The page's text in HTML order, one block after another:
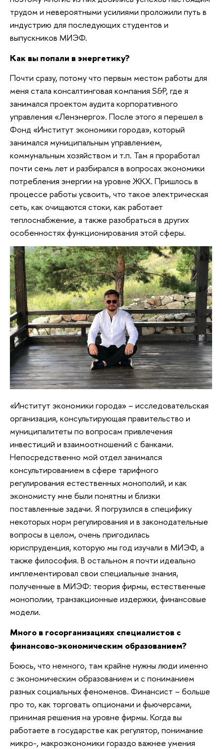
трудом и невероятными усилиями проложили путь в
индустрию для последующих студентов и
выпускников МИЭФ.
Как вы попали в энергетику?
Почти сразу, потому что первым местом работы для
меня стала консалтинговая компания S&P, где я
занимался проектом аудита корпоративного
управления «Ленэнерго». После этого я перешел в
Фонд «Институт экономики города», который
занимался муниципальным управлением,
коммунальным хозяйством и т.п. Там я проработал
почти семь лет и разбирался в вопросах экономики
потребления энергии на уровне ЖКХ. Пришлось в
процессе работы усвоить, что такое электрическая
сеть, как очищаются стоки, как работает
теплоснабжение, а также разобраться в других
особенностях функционирования этой сферы.
«Институт экономики города» – исследовательская
организация, консультирующая правительство и
муниципалитеты по вопросам привлечения
инвестиций и взаимоотношений с банками.
Непосредственно мой отдел занимался
консультированием в сфере тарифного
регулирования естественных монополий, и как
экономисту мне были понятны и близки
поставленные задачи. Я погрузился в специфику
некоторых норм регулирования и в законодательные
вопросы в целом, очень пригодилась
юриспруденция, которую мы год изучали в МИЭФ, а
также философия. В остальном я почти идеально
имплементировал свои специальные знания,
полученные в МИЭФ: теория фирмы, естественные
монополии, транзакционные издержки, финансовые
модели.
Много в госорганизациях специалистов с
финансово-экономическим образованием?
Боюсь, что немного, там крайне нужны люди именно
с экономическим образованием и с пониманием
разных социальных феноменов. Финансист – больше
про то, как торговать опционами и фьючерсами,
принимая решения на уровне фирмы. Когда вы
работаете в государстве как регулятор, понимание
микро-, макроэкономики гораздо важнее умения